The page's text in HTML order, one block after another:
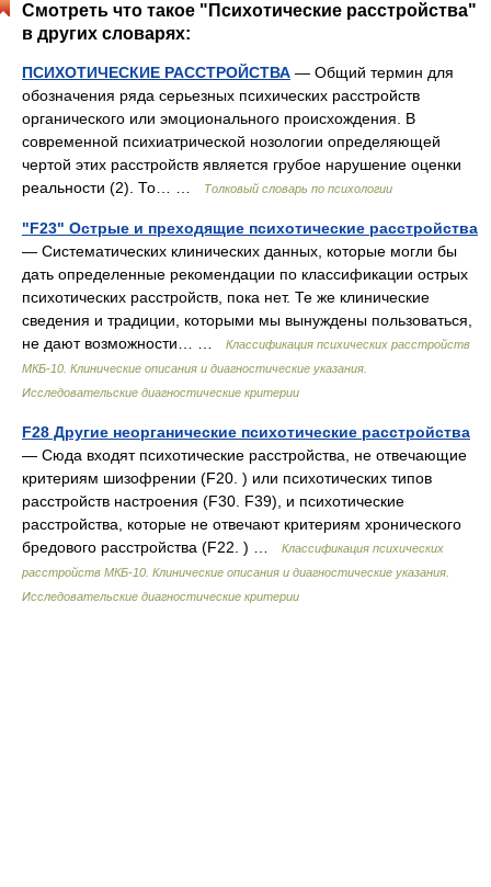
Смотреть что такое "Психотические расстройства"
в других словарях:
ПСИХОТИЧЕСКИЕ РАССТРОЙСТВА — Общий термин для
обозначения ряда серьезных психических расстройств
органического или эмоционального происхождения. В
современной психиатрической нозологии определяющей
чертой этих расстройств является грубое нарушение оценки
реальности (2). То… …
Толковый словарь по психологии
"F23" Острые и преходящие психотические расстройства
— Систематических клинических данных, которые могли бы
дать определенные рекомендации по классификации острых
психотических расстройств, пока нет. Те же клинические
сведения и традиции, которыми мы вынуждены пользоваться,
не дают возможности… …
Классификация психических расстройств
МКБ-10. Клинические описания и диагностические указания.
Исследовательские диагностические критерии
F28 Другие неорганические психотические расстройства
— Сюда входят психотические расстройства, не отвечающие
критериям шизофрении (F20. ) или психотических типов
расстройств настроения (F30. F39), и психотические
расстройства, которые не отвечают критериям хронического
бредового расстройства (F22. ) …
Классификация психических
расстройств МКБ-10. Клинические описания и диагностические указания.
Исследовательские диагностические критерии